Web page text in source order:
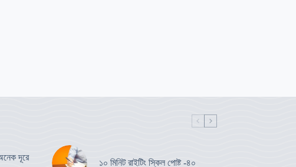
দূরে
১০ মিনিট রাইটিং স্কিল পোষ্ট -৪০